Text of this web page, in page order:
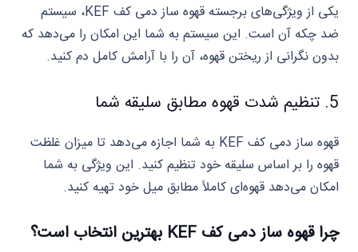
یکی از ویژگی‌های برجسته قهوه‌ ساز دمی کف KEF، سیستم
ضد چکه آن است. این سیستم به شما این امکان را می‌دهد که
بدون نگرانی از ریختن قهوه، آن را با آرامش کامل دم کنید.
5. تنظیم شدت قهوه مطابق سلیقه شما
قهوه‌ ساز دمی کف KEF به شما اجازه می‌دهد تا میزان غلظت
قهوه را بر اساس سلیقه خود تنظیم کنید. این ویژگی به شما
امکان می‌دهد قهوه‌ای کاملاً مطابق میل خود تهیه کنید.
چرا قهوه‌ ساز دمی کف KEF بهترین انتخاب است؟